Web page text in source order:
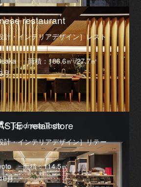
restaurant
計・インテリアデザイン］レスト
面積：186.6㎡ /27.7㎡
月
/ retail store
計・インテリアデザイン］リテー
面積：114.5㎡
月